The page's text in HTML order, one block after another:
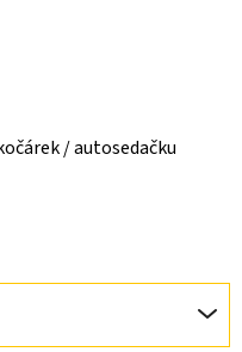
/ autosedačku